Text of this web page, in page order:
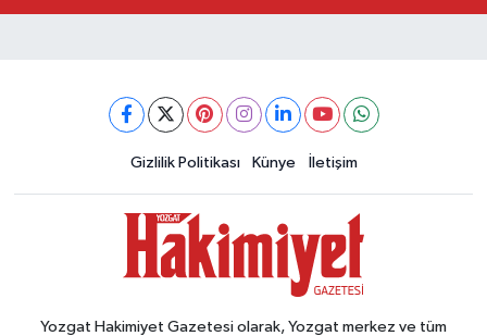
Gizlilik Politikası Künye İletişim
Yozgat Hakimiyet Gazetesi olarak, Yozgat merkez ve tüm